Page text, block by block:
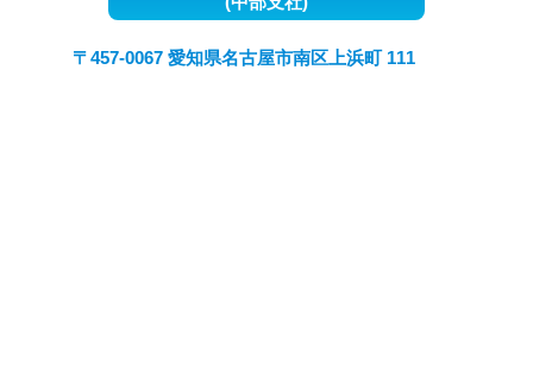
〒457-0067 愛知県名古屋市南区上浜町 111